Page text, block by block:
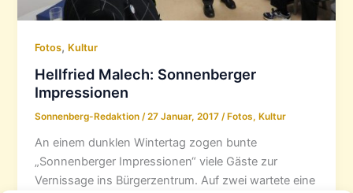
Fotos, Kultur
Hellfried Malech: Sonnenberger
Impressionen
Sonnenberg-Redaktion/27 Januar, 2017/ Fotos, Kultur
An einem dunklen Wintertag zogen bunte
„Sonnenberger Impressionen“ viele Gäste zur
Vernissage ins Bürgerzentrum. Auf zwei wartete eine